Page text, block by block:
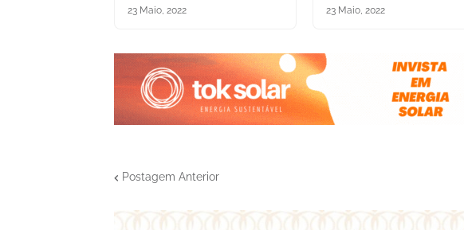
23 Maio, 2022 23 Maio, 2022
Postagem Anterior